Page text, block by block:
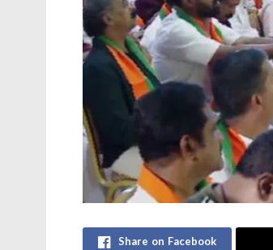
Share on Facebook